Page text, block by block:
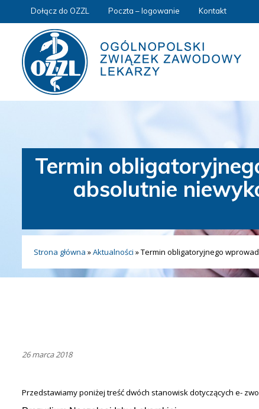
Dołącz do OZZL Poczta – logowanie Kontakt
Termin
absolutnie
Strona główna »Aktualności »Termin obligatoryjnego
26 marca 2018
Przedstawiamy poniżej treść dwóch stanowisk dotyczących e-